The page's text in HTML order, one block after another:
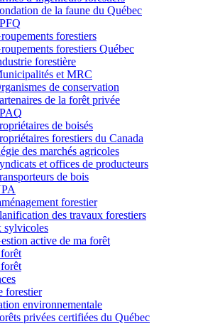
de la faune du Québec
forestiers
forestiers Québec
forestière
et MRC
de conservation
de la forêt privée
de boisés
forestiers du Canada
des marchés agricoles
et offices de producteurs
de bois
forestier
des travaux forestiers
sylvicoles
active de ma forêt
forestier
environnementale
privées certifiées du Québec